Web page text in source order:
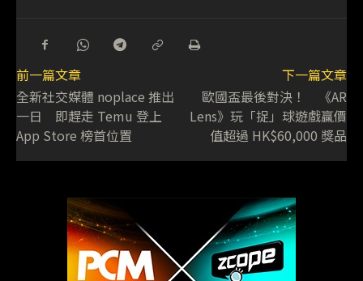
前一篇文章
全新社交媒體 noplace 推出
一日 即趕走 Temu 登上
App Store 榜首位置
下一篇文章
歐國盃最後對決！ 《AR
Lens》玩「捉」球遊戲贏價
值超過 HK$60,000 獎品